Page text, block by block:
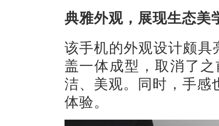
典雅外观，展现生态美
该手机的外观设计颇
盖一体成型，取消了
洁、美观。同时，手
体验。